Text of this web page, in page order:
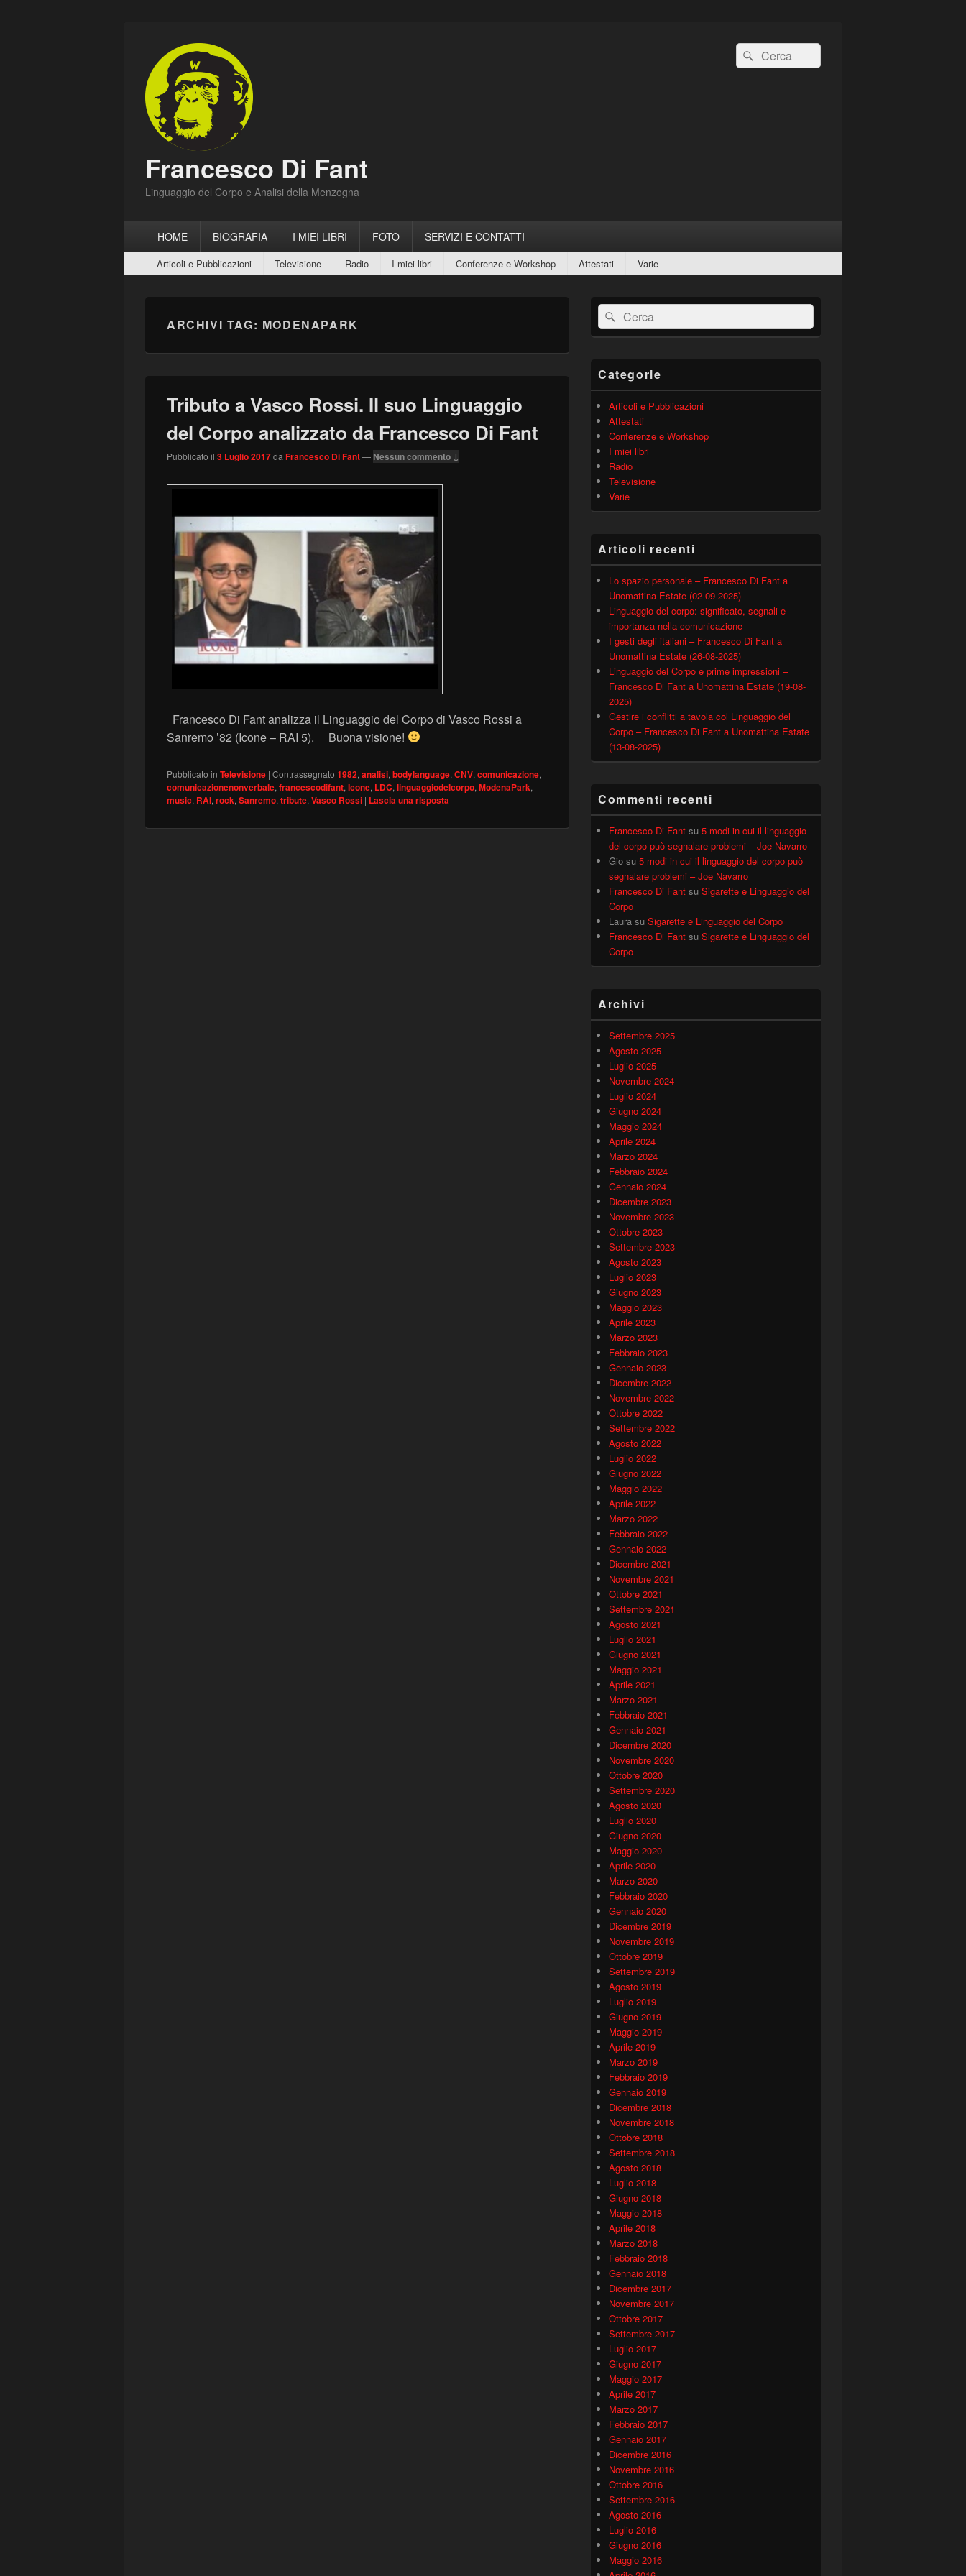
Francesco Di Fant
Linguaggio del Corpo e Analisi della Menzogna
Cerca:Cerca
principaleHOME BIOGRAFIA I MIEI LIBRI FOTO SERVIZI E CONTATTI
secondario
Articoli e Pubblicazioni Televisione Radio I miei libri Conferenze e Workshop Attestati Varie
ARCHIVI TAG: MODENAPARK
Tributo a Vasco Rossi. Il suo Linguaggio
del Corpo analizzato da Francesco Di Fant
Pubblicato il 3 Luglio 2017da Francesco Di Fant— Nessun commento ↓
Francesco Di Fant analizza il Linguaggio del Corpo di Vasco Rossi a
Sanremo ’82 (Icone – RAI 5). Buona visione!
Pubblicato in Televisione | Contrassegnato 1982, analisi, bodylanguage, CNV, comunicazione,
comunicazionenonverbale, francescodifant, Icone, LDC, linguaggiodelcorpo, ModenaPark,
music, RAI, rock, Sanremo, tribute, Vasco Rossi | Lascia una risposta
Area
widget
barra
laterale
Cerca:Cerca
Categorie
Articoli e Pubblicazioni
Attestati
Conferenze e Workshop
I miei libri
Radio
Televisione
Varie
Articoli recenti
Lo spazio personale – Francesco Di Fant a
Unomattina Estate (02-09-2025)
Linguaggio del corpo: significato, segnali e
importanza nella comunicazione
I gesti degli italiani – Francesco Di Fant a
Unomattina Estate (26-08-2025)
Linguaggio del Corpo e prime impressioni –
Francesco Di Fant a Unomattina Estate (19-08-
2025)
Gestire i conflitti a tavola col Linguaggio del
Corpo – Francesco Di Fant a Unomattina Estate
(13-08-2025)
Commenti recenti
Francesco Di Fant su 5 modi in cui il linguaggio
del corpo può segnalare problemi – Joe Navarro
Gio su 5 modi in cui il linguaggio del corpo può
segnalare problemi – Joe Navarro
Francesco Di Fant su Sigarette e Linguaggio del
Corpo
Laura su Sigarette e Linguaggio del Corpo
Francesco Di Fant su Sigarette e Linguaggio del
Corpo
Archivi
Settembre 2025
Agosto 2025
Luglio 2025
Novembre 2024
Luglio 2024
Giugno 2024
Maggio 2024
Aprile 2024
Marzo 2024
Febbraio 2024
Gennaio 2024
Dicembre 2023
Novembre 2023
Ottobre 2023
Settembre 2023
Agosto 2023
Luglio 2023
Giugno 2023
Maggio 2023
Aprile 2023
Marzo 2023
Febbraio 2023
Gennaio 2023
Dicembre 2022
Novembre 2022
Ottobre 2022
Settembre 2022
Agosto 2022
Luglio 2022
Giugno 2022
Maggio 2022
Aprile 2022
Marzo 2022
Febbraio 2022
Gennaio 2022
Dicembre 2021
Novembre 2021
Ottobre 2021
Settembre 2021
Agosto 2021
Luglio 2021
Giugno 2021
Maggio 2021
Aprile 2021
Marzo 2021
Febbraio 2021
Gennaio 2021
Dicembre 2020
Novembre 2020
Ottobre 2020
Settembre 2020
Agosto 2020
Luglio 2020
Giugno 2020
Maggio 2020
Aprile 2020
Marzo 2020
Febbraio 2020
Gennaio 2020
Dicembre 2019
Novembre 2019
Ottobre 2019
Settembre 2019
Agosto 2019
Luglio 2019
Giugno 2019
Maggio 2019
Aprile 2019
Marzo 2019
Febbraio 2019
Gennaio 2019
Dicembre 2018
Novembre 2018
Ottobre 2018
Settembre 2018
Agosto 2018
Luglio 2018
Giugno 2018
Maggio 2018
Aprile 2018
Marzo 2018
Febbraio 2018
Gennaio 2018
Dicembre 2017
Novembre 2017
Ottobre 2017
Settembre 2017
Luglio 2017
Giugno 2017
Maggio 2017
Aprile 2017
Marzo 2017
Febbraio 2017
Gennaio 2017
Dicembre 2016
Novembre 2016
Ottobre 2016
Settembre 2016
Agosto 2016
Luglio 2016
Giugno 2016
Maggio 2016